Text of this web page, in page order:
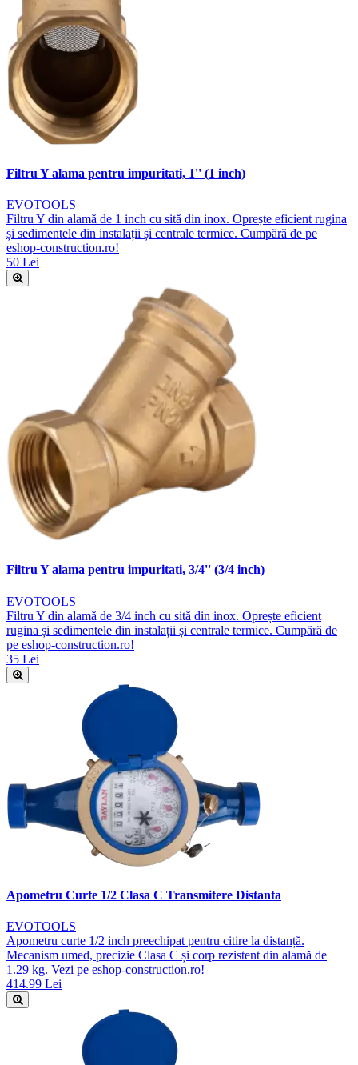
Filtru Y alama pentru impuritati, 1'' (1 inch)
EVOTOOLS
Filtru Y din alamă de 1 inch cu sită din inox. Oprește eficient rugina
și sedimentele din instalații și centrale termice. Cumpără de pe
eshop-construction.ro!
50 Lei
Filtru Y alama pentru impuritati, 3/4'' (3/4 inch)
EVOTOOLS
Filtru Y din alamă de 3/4 inch cu sită din inox. Oprește eficient
rugina și sedimentele din instalații și centrale termice. Cumpără de
pe eshop-construction.ro!
35 Lei
Apometru Curte 1/2 Clasa C Transmitere Distanta
EVOTOOLS
Apometru curte 1/2 inch preechipat pentru citire la distanță.
Mecanism umed, precizie Clasa C și corp rezistent din alamă de
1.29 kg. Vezi pe eshop-construction.ro!
414.99 Lei